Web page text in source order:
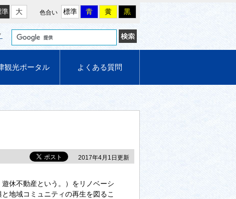
観光ポータル よくある質問
準 大 色合い 標準 青 黄 黒
2017年4月1日更新
休不動産という。）をリノベーシ
地域コミュニティの再生を図るこ